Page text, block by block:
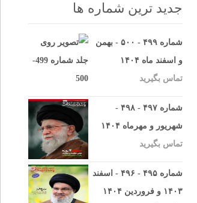
جدید ترین شماره ها
شماره ۴۹۹ - ۵۰۰ - بهمن
و اسفند ماه ۱۴۰۴
تماس بگیرید
شماره ۴۹۷ - ۴۹۸ -
شهریور و مهرماه ۱۴۰۴
تماس بگیرید
شماره ۴۹۵ - ۴۹۶ - اسفند
۱۴۰۳ و فروردین ۱۴۰۴